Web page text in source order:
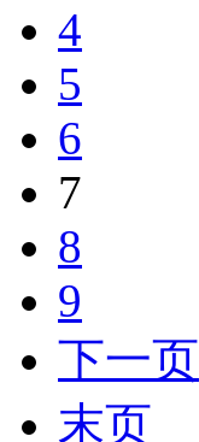
4
5
6
7
8
9
下一页
末页